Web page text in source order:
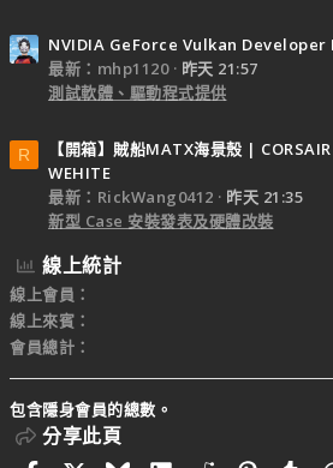
NVIDIA GeForce Vulkan Developer
最新：mhp1120
昨天 21:57
測試軟體、驅動程式提供
R
【開箱】賊船MATX海景殼 |
WEHITE
最新：RickWang0412
昨天 21:35
新型 Case 安裝發表及硬體改裝
線上統計
線上會員
線上來賓
會員總計
包含隱身會員的總數。
分享此頁